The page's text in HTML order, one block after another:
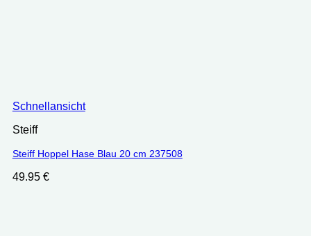
Schnellansicht
Steiff
Steiff Hoppel Hase Blau 20 cm 237508
49.95 €